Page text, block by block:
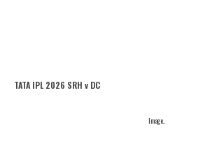
TATA IPL 2026 SRH v DC
Image..